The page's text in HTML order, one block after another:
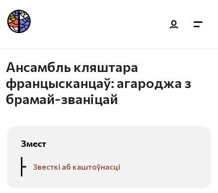
Ансамбль кляштара
францысканцаў: агароджа з
брамай-званіцай
Змест
Звесткі аб каштоўнасці